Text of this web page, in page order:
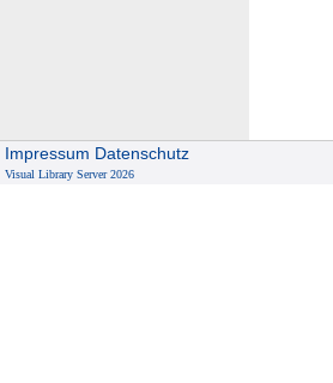
Impressum Datenschutz
Visual Library Server 2026